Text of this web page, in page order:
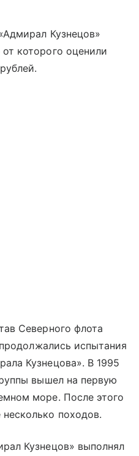
Кузнецов»
которого оценили
Северного флота
испытания
Кузнецова». В 1995
вышел на первую
море. После этого
походов.
Кузнецов» выполнял